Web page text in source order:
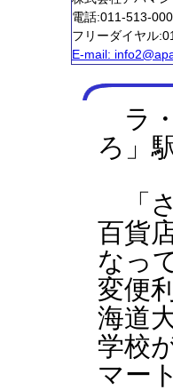
電話:011-513-
フリーダイヤル
E-mail:
ラ
ろ」
「
百貨
なっ
変便
海道
学校
マー